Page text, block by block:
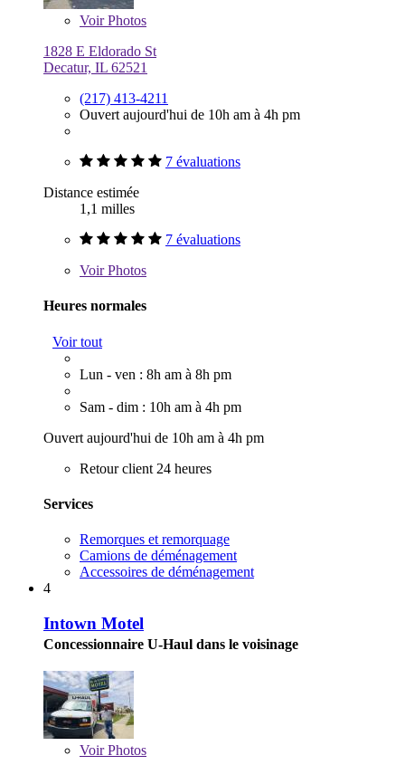
VoirPhotos
1828 E Eldorado St
Decatur, IL 62521
(217) 413-4211
Ouvert aujourd'hui de 10h am à 4h pm
7 évaluations
Distance estimée
1,1 milles
7 évaluations
VoirPhotos
Heures normales
Voir tout
Lun - ven : 8h am à 8h pm
Sam - dim : 10h am à 4h pm
Ouvert aujourd'hui de 10h am à 4h pm
Retour client 24 heures
Services
Remorques et remorquage
Camions de déménagement
Accessoires de déménagement
4
Intown Motel
Concessionnaire U-Haul dans le voisinage
VoirPhotos